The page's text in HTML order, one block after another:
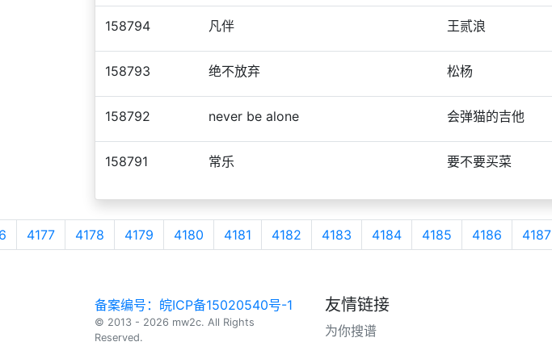
158794 凡伴 王贰浪
158793 绝不放弃 松杨
158792 never be alone 会弹猫的吉他
158791 常乐 要不要买菜
4177 4178 4179 4180 4181 4182 4183 4184 4185 4186 4187
备案编号：皖ICP备15020540号-1
© 2013 - 2026 mw2c. All Rights
Reserved.
友情链接
为你搜谱